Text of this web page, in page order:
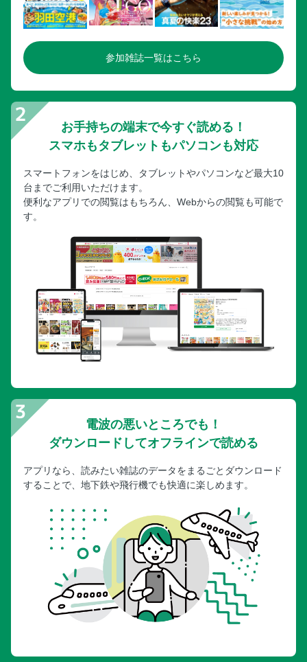
参加雑誌一覧はこちら
お手持ちの端末で今すぐ読める！
スマホもタブレットもパソコンも対応
スマートフォンをはじめ、タブレットやパソコンなど最大10
台までご利用いただけます。
便利なアプリでの閲覧はもちろん、Webからの閲覧も可能で
す。
電波の悪いところでも！
ダウンロードしてオフラインで読める
アプリなら、読みたい雑誌のデータをまるごとダウンロード
することで、地下鉄や飛行機でも快適に楽しめます。